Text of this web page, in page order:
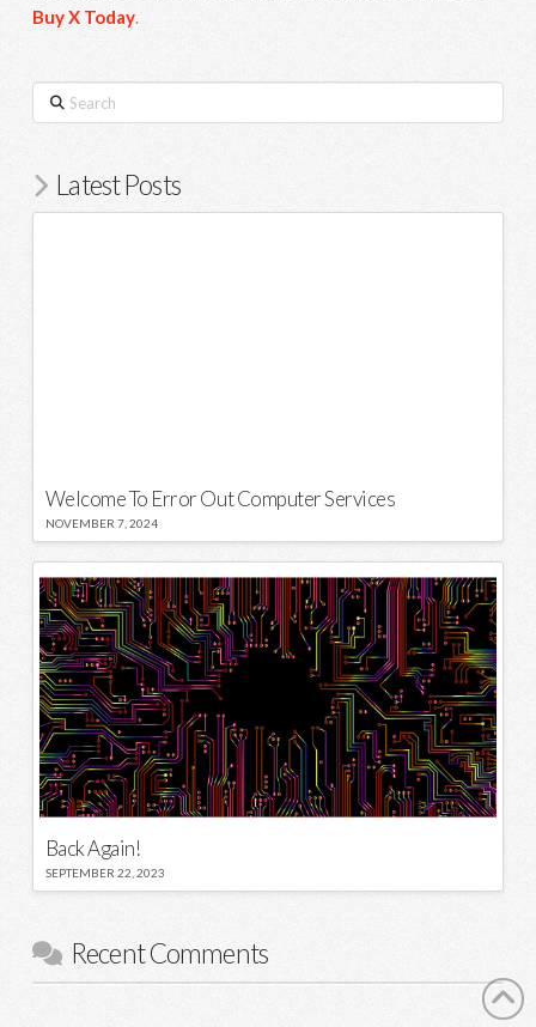
Buy X Today.
Search
Latest Posts
Welcome To Error Out Computer Services
NOVEMBER 7, 2024
Back Again!
SEPTEMBER 22, 2023
Recent Comments